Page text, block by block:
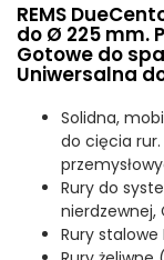
REMS
do Ø 225 mm.
Gotowe do
Uniwersalna
Solidna,
do cięcia
Rury do
Rury stalowe